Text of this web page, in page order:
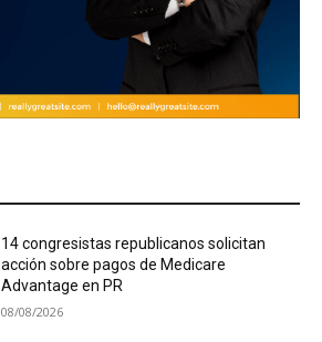
14 congresistas republicanos solicitan
acción sobre pagos de Medicare
Advantage en PR
08/08/2026